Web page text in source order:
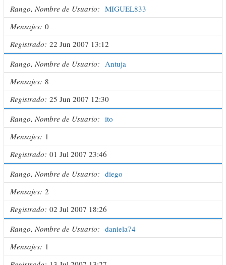
Rango, Nombre de Usuario
MIGUEL833
Mensajes 0
Registrado 22 Jun 2007 13:12
Rango, Nombre de Usuario
Antuja
Mensajes 8
Registrado 25 Jun 2007 12:30
Rango, Nombre de Usuario
ito
Mensajes 1
Registrado 01 Jul 2007 23:46
Rango, Nombre de Usuario
diego
Mensajes 2
Registrado 02 Jul 2007 18:26
Rango, Nombre de Usuario
daniela74
Mensajes 1